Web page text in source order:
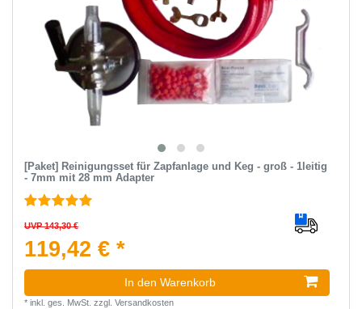
[Paket] Reinigungsset für Zapfanlage und Keg - groß - 1leitig
- 7mm mit 28 mm Adapter
UVP 143,30 €
119,42 € *
In den Warenkorb
* inkl. ges. MwSt. zzgl. Versandkosten